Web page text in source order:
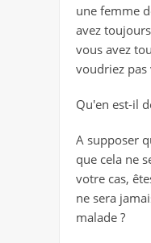
une femme
avez
vous avez
voudriez pas
Qu'en est-il
A supposer
que cela ne
votre cas,
ne sera
malade ?